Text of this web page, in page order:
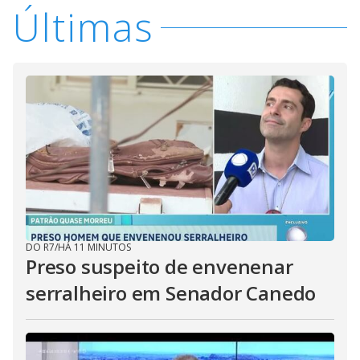
Últimas
DO R7/HÁ 11 MINUTOS
Preso suspeito de envenenar
serralheiro em Senador Canedo